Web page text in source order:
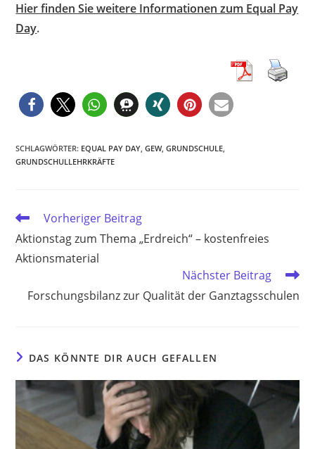
Hier finden Sie weitere Informationen zum Equal Pay
Day.
SCHLAGWÖRTER: EQUAL PAY DAY, GEW, GRUNDSCHULE,
GRUNDSCHULLEHRKRÄFTE
Weitere
Artikel
ansehen
Vorheriger Beitrag
Aktionstag zum Thema „Erdreich“ – kostenfreies
Aktionsmaterial
Nächster Beitrag
Forschungsbilanz zur Qualität der Ganztagsschulen
DAS KÖNNTE DIR AUCH GEFALLEN